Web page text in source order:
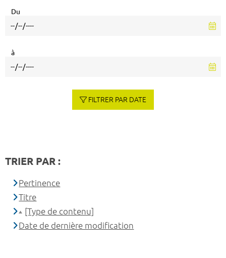
Du
à
FILTRER PAR DATE
TRIER PAR :
Pertinence
Titre
[Type de contenu]
Date de dernière modification